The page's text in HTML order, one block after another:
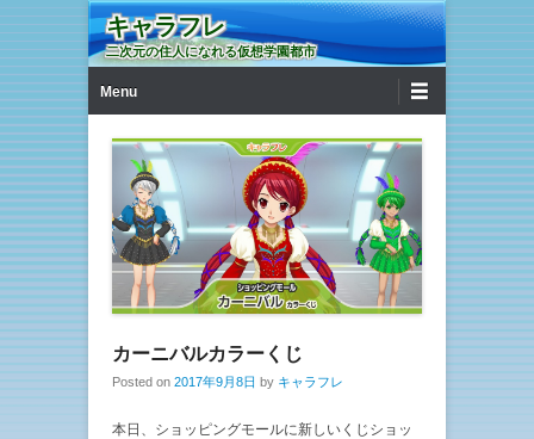
キャラフレ
二次元の住人になれる仮想学園都市
Menu
カーニバルカラーくじ
Posted on 2017年9月8日 by キャラフレ
本日、ショッピングモールに新しいくじショッ